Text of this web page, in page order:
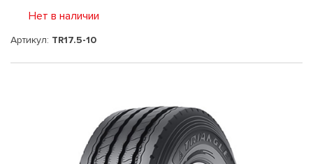
Нет в наличии
Артикул: TR17.5-10